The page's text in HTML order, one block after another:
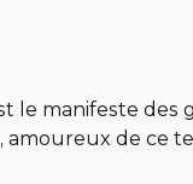
le manifeste des
amoureux de ce